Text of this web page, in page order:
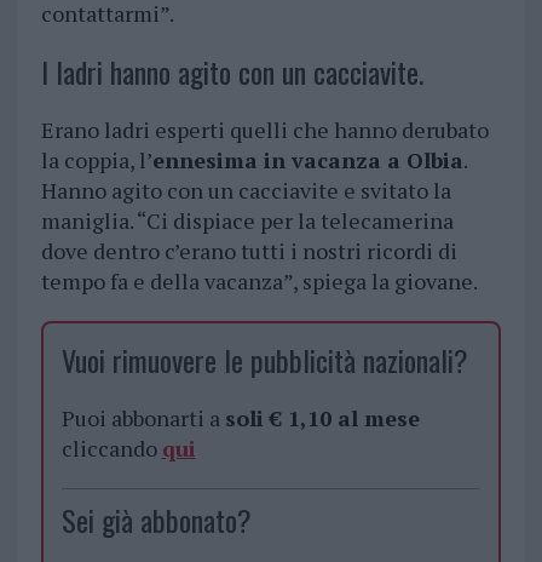
contattarmi”.
I ladri hanno agito con un cacciavite.
Erano ladri esperti quelli che hanno derubato
la coppia, l’ennesima in vacanza a Olbia.
Hanno agito con un cacciavite e svitato la
maniglia. “Ci dispiace per la telecamerina
dove dentro c’erano tutti i nostri ricordi di
tempo fa e della vacanza”, spiega la giovane.
Vuoi rimuovere le pubblicità nazionali?
Puoi abbonarti a soli € 1,10 al mese
cliccando qui
Sei già abbonato?